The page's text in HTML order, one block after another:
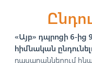
«Այբ» դպրոցի 6-ից
հիմնական
դասարաններում